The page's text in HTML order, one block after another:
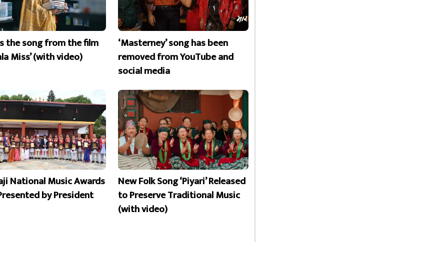
the song from the film
Miss’ (with video)
‘Masterney’ song has been
removed from YouTube and
social media
National Music Awards
by President
New Folk Song ‘Piyari’ Released
to Preserve Traditional Music
(with video)